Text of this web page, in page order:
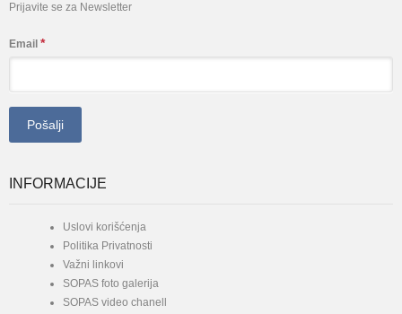
Prijavite se za Newsletter
Email *
INFORMACIJE
Uslovi korišćenja
Politika Privatnosti
Važni linkovi
SOPAS foto galerija
SOPAS video chanell